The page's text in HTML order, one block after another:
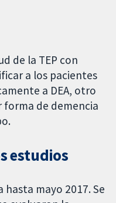
de la TEP con
a los pacientes
a DEA, otro
forma de demencia
estudios
mayo 2017. Se